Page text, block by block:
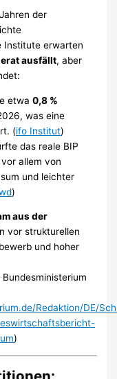
der
Institute erwarten
ausfällt, aber
etwa0,8 %
was eine
(ifo Institut)
das reale BIP
allem von
und leichter
)
aus der
vor strukturellen
und hoher
Bundesministerium
Redaktion/DE/
)